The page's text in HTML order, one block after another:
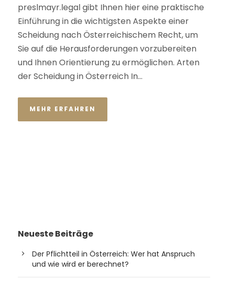
preslmayr.legal gibt Ihnen hier eine praktische
Einführung in die wichtigsten Aspekte einer
Scheidung nach Österreichischem Recht, um
Sie auf die Herausforderungen vorzubereiten
und Ihnen Orientierung zu ermöglichen. Arten
der Scheidung in Österreich In...
MEHR ERFAHREN
Neueste Beiträge
Der Pflichtteil in Österreich: Wer hat Anspruch
und wie wird er berechnet?